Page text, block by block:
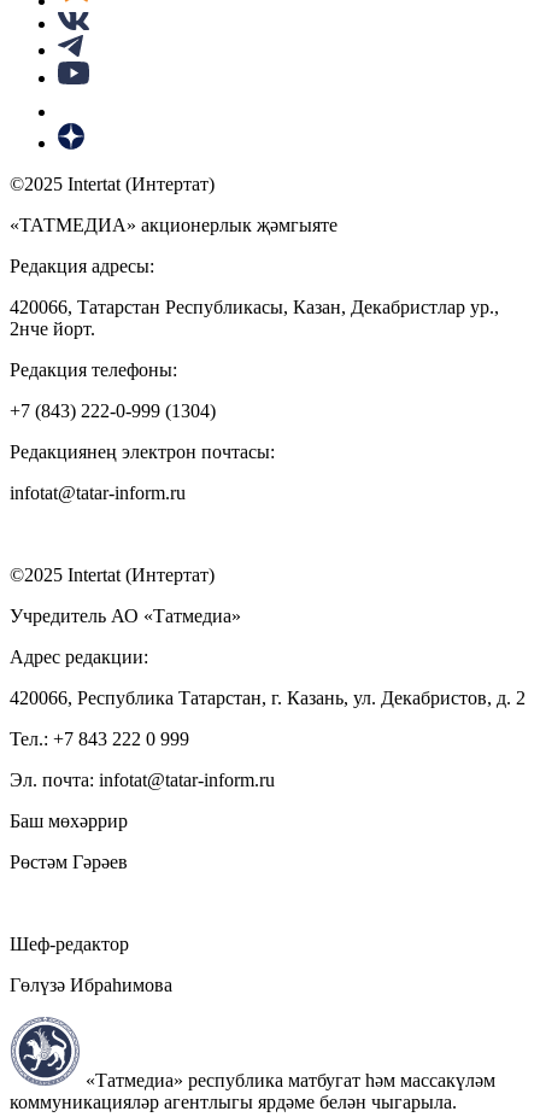
©2025 Intertat (Интертат)
«ТАТМЕДИА» акционерлык җәмгыяте
Редакция адресы:
420066, Татарстан Республикасы, Казан, Декабристлар ур.,
2нче йорт.
Редакция телефоны:
+7 (843) 222-0-999 (1304)
Редакциянең электрон почтасы:
infotat@tatar-inform.ru
©2025 Intertat (Интертат)
Учредитель АО «Татмедиа»
Адрес редакции:
420066, Республика Татарстан, г. Казань, ул. Декабристов, д. 2
Тел.: +7 843 222 0 999
Эл. почта: infotat@tatar-inform.ru
Баш мөхәррир
Рөстәм Гәрәев
Шеф-редактор
Гөлүзә Ибраһимова
«Татмедиа» республика матбугат һәм массакүләм
коммуникацияләр агентлыгы ярдәме белән чыгарыла.